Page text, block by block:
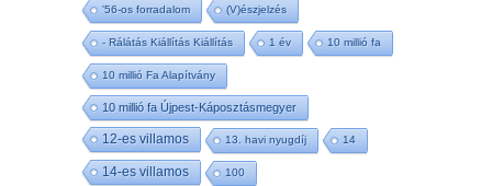
'56-os forradalom (V)észjelzés
- Rálátás Kiállítás Kiállítás 1 év 10 millió fa
10 millió Fa Alapítvány
10 millió fa Újpest-Káposztásmegyer
12-es villamos 13. havi nyugdíj 14
14-es villamos 100